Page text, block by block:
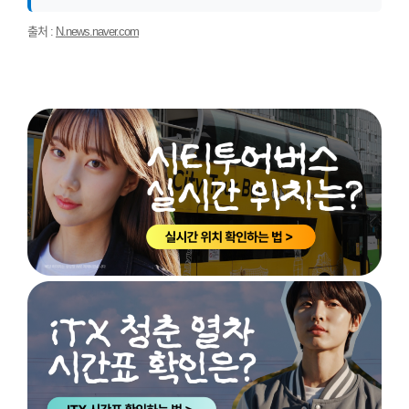
출처 : N.news.naver.com